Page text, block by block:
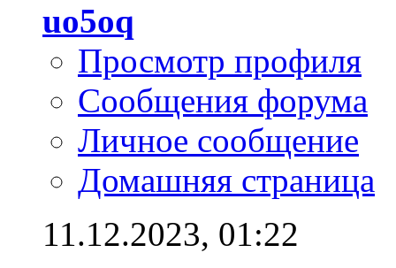
uo5oq
Просмотр профиля
Сообщения форума
Личное сообщение
Домашняя страница
11.12.2023, 01:22